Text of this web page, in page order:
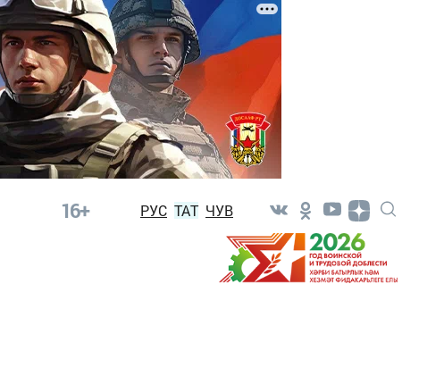
16+ РУС ТАТ ЧУВ